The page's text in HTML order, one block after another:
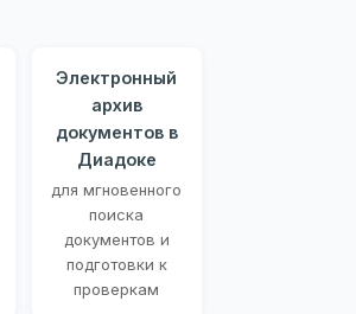
Электронный
архив
документов в
Диадоке
для мгновенного
поиска
документов и
подготовки к
проверкам